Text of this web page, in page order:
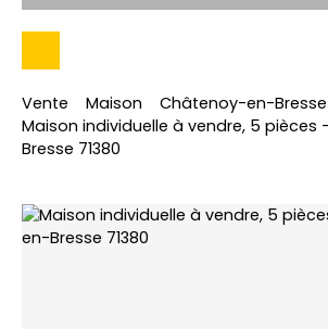
Vente Maison
Châtenoy-en-Bresse
Maison individuelle à vendre, 5
Bresse 71380